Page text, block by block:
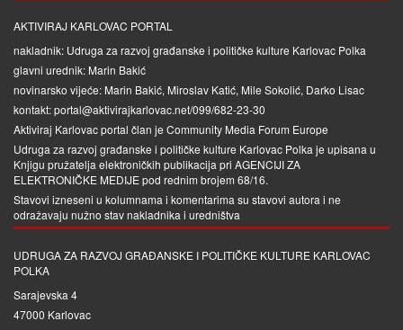
AKTIVIRAJ KARLOVAC PORTAL
nakladnik: Udruga za razvoj građanske i političke kulture Karlovac Polka
glavni urednik: Marin Bakić
novinarsko vijeće: Marin Bakić, Miroslav Katić, Mile Sokolić, Darko Lisac
kontakt: portal@aktivirajkarlovac.net/099/682-23-30
Aktiviraj Karlovac portal član je Community Media Forum Europe
Udruga za razvoj građanske i političke kulture Karlovac Polka je upisana u
Knjigu pružatelja elektroničkih publikacija pri AGENCIJI ZA
ELEKTRONIČKE MEDIJEpod rednim brojem 68/16.
Stavovi izneseni u kolumnama i komentarima su stavovi autora i ne
odražavaju nužno stav nakladnika i uredništva
UDRUGA ZA RAZVOJ GRAĐANSKE I POLITIČKE KULTURE KARLOVAC
POLKA
Sarajevska 4
47000 Karlovac